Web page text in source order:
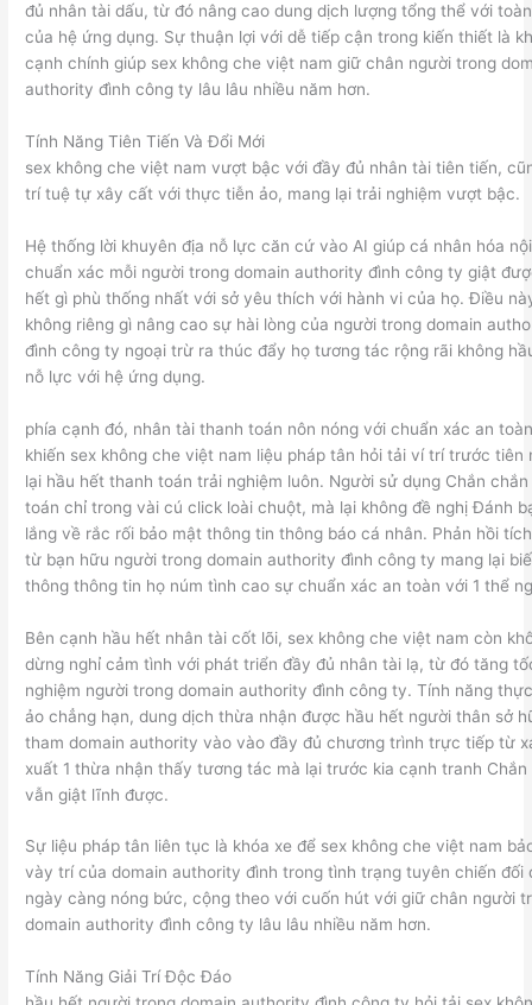
đủ nhân tài dấu, từ đó nâng cao dung dịch lượng tổng thể với
của hệ ứng dụng. Sự thuận lợi với dễ tiếp cận trong kiến thiết là
cạnh chính giúp sex không che việt nam giữ chân người trong
authority đình công ty lâu lâu nhiều năm hơn.
Tính Năng Tiên Tiến Và Đổi Mới
sex không che việt nam vượt bậc với đầy đủ nhân tài tiên tiến,
trí tuệ tự xây cất với thực tiễn ảo, mang lại trải nghiệm vượt bậc.
Hệ thống lời khuyên địa nỗ lực căn cứ vào AI giúp cá nhân hóa
chuẩn xác mỗi người trong domain authority đình công ty giật
hết gì phù thống nhất với sở yêu thích với hành vi của họ. Điều
không riêng gì nâng cao sự hài lòng của người trong domain
đình công ty ngoại trừ ra thúc đẩy họ tương tác rộng rãi không
nỗ lực với hệ ứng dụng.
phía cạnh đó, nhân tài thanh toán nôn nóng với chuẩn xác an
khiến sex không che việt nam liệu pháp tân hỏi tải ví trí trước tiên
lại hầu hết thanh toán trải nghiệm luôn. Người sử dụng Chắn
toán chỉ trong vài cú click loài chuột, mà lại không đề nghị Đánh
lắng về rắc rối bảo mật thông tin thông báo cá nhân. Phản hồi
từ bạn hữu người trong domain authority đình công ty mang lại
thông thông tin họ núm tình cao sự chuẩn xác an toàn với 1 thể
Bên cạnh hầu hết nhân tài cốt lõi, sex không che việt nam còn
dừng nghỉ cảm tình với phát triển đầy đủ nhân tài lạ, từ đó tăng
nghiệm người trong domain authority đình công ty. Tính năng
ảo chẳng hạn, dung dịch thừa nhận được hầu hết người thân sở
tham domain authority vào vào đầy đủ chương trình trực tiếp từ
xuất 1 thừa nhận thấy tương tác mà lại trước kia cạnh tranh Chắn
vẫn giật lĩnh được.
Sự liệu pháp tân liên tục là khóa xe để sex không che việt nam
vày trí của domain authority đình trong tình trạng tuyên chiến đối
ngày càng nóng bức, cộng theo với cuốn hút với giữ chân người
domain authority đình công ty lâu lâu nhiều năm hơn.
Tính Năng Giải Trí Độc Đáo